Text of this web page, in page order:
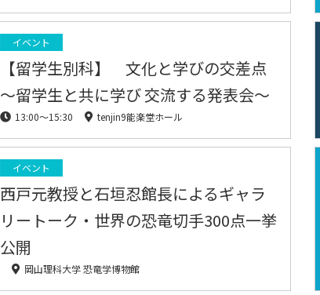
イベント
【留学生別科】 文化と学びの交差点
～留学生と共に学び 交流する発表会～
13:00〜15:30 tenjin9能楽堂ホール
イベント
西戸元教授と石垣忍館長によるギャラ
リートーク・世界の恐竜切手300点一挙
公開
岡山理科大学 恐竜学博物館